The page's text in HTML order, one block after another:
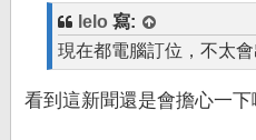
lelo 寫:
現在都電腦訂位，不太
看到這新聞還是會擔心一下